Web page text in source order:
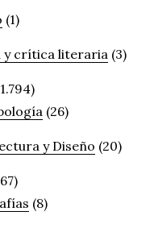
(1)
y crítica literaria (3)
(26)
y Diseño (20)
(8)